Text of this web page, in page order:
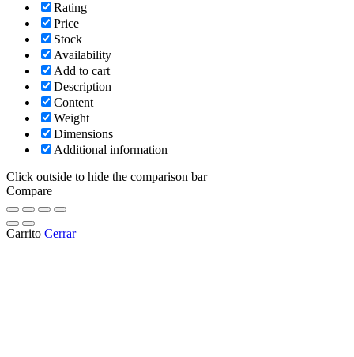
Rating
Price
Stock
Availability
Add to cart
Description
Content
Weight
Dimensions
Additional information
Click outside to hide the comparison bar
Compare
Carrito Cerrar